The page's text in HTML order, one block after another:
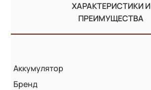
ХАРАКТЕРИСТИКИ И
ПРЕИМУЩЕСТВА
Аккумулятор
Бренд